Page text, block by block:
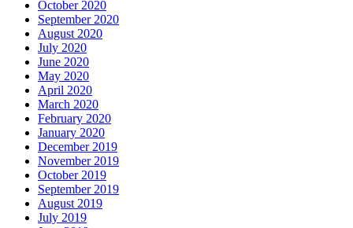
October 2020
September 2020
August 2020
July 2020
June 2020
May 2020
April 2020
March 2020
February 2020
January 2020
December 2019
November 2019
October 2019
September 2019
August 2019
July 2019